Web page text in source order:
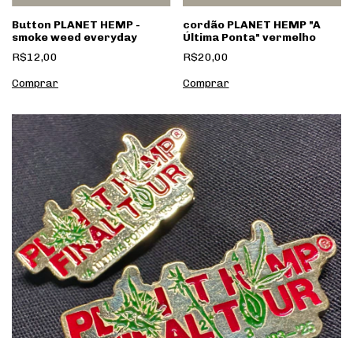
Button PLANET HEMP -
smoke weed everyday
R$12,00
cordão PLANET HEMP "A
Última Ponta" vermelho
R$20,00
Comprar